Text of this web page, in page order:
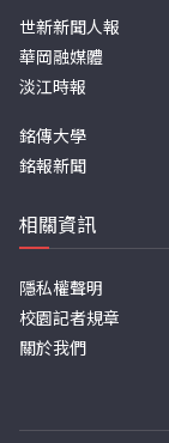
世新新聞人報
華岡融媒體
淡江時報
銘傳大學
銘報新聞
相關資訊
隱私權聲明
校園記者規章
關於我們